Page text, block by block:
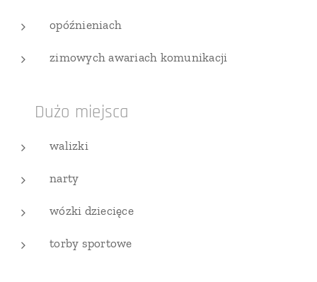
opóźnieniach
zimowych awariach komunikacji
🔹 Dużo miejsca
walizki
narty
wózki dziecięce
torby sportowe